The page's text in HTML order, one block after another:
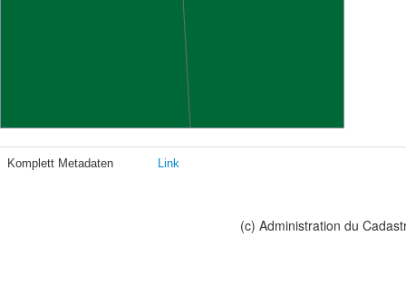
Komplett Metadaten Link
(c) Administration du